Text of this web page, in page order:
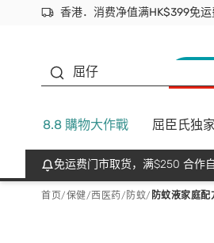
香港．消费净值满HK$399免运
立即成为易赏钱会员尽享独家优
首次APP下单买满$450 输入
屈仔
8.8 購物大作戰 屈臣氏独家
免运费门市取货，满$250 合作
首页/保健/西医药/ 防蚊/ 防蚊液家庭